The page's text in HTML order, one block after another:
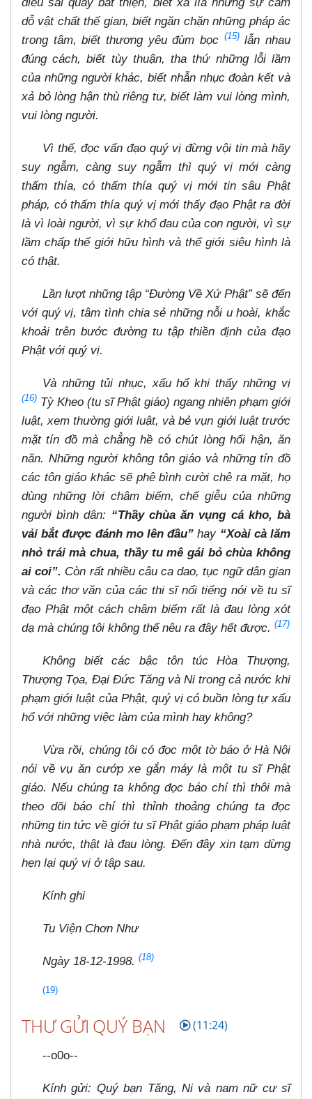
dỗ vật chất thế gian, biết ngăn chặn những pháp ác
trong tâm, biết thương yêu đùm bọc (15)lẫn nhau
đúng cách, biết tùy thuận, tha thứ những lỗi lầm
của những người khác, biết nhẫn nhục đoàn kết và
xả bỏ lòng hận thù riêng tư, biết làm vui lòng mình,
vui lòng người.
Vì thế, đọc vấn đạo quý vị đừng vội tin mà hãy
suy ngẫm, càng suy ngẫm thì quý vị mới càng
thấm thía, có thấm thía quý vị mới tin sâu Phật
pháp, có thấm thía quý vị mới thấy đạo Phật ra đời
là vì loài người, vì sự khổ đau của con người, vì sự
lầm chấp thế giới hữu hình và thế giới siêu hình là
có thật.
Lần lượt những tập “Đường Về Xứ Phật” sẽ đến
với quý vị, tâm tình chia sẻ những nỗi u hoài, khắc
khoải trên bước đường tu tập thiền định của đạo
Phật với quý vị.
Và những tủi nhục, xấu hổ khi thấy những vị
(16) Tỳ Kheo (tu sĩ Phật giáo) ngang nhiên phạm giới
luật, xem thường giới luật, và bẻ vụn giới luật trước
mặt tín đồ mà chẳng hề có chút lòng hối hận, ăn
năn. Những người không tôn giáo và những tín đồ
các tôn giáo khác sẽ phê bình cười chê ra mặt, họ
dùng những lời châm biếm, chế giễu của những
người bình dân: “Thầy chùa ăn vụng cá kho, bà
vải bắt được đánh mo lên đầu” hay “Xoài cà lăm
nhỏ trái mà chua, thầy tu mê gái bỏ chùa không
ai coi”. Còn rất nhiều câu ca dao, tục ngữ dân gian
và các thơ văn của các thi sĩ nổi tiếng nói về tu sĩ
đạo Phật một cách châm biếm rất là đau lòng xót
dạ mà chúng tôi không thể nêu ra đây hết được. (17)
Không biết các bậc tôn túc Hòa Thượng,
Thượng Tọa, Đại Đức Tăng và Ni trong cả nước khi
phạm giới luật của Phật, quý vị có buồn lòng tự xấu
hổ với những việc làm của mình hay không?
Vừa rồi, chúng tôi có đọc một tờ báo ở Hà Nội
nói về vụ ăn cướp xe gắn máy là một tu sĩ Phật
giáo. Nếu chúng ta không đọc báo chí thì thôi mà
theo dõi báo chí thì thỉnh thoảng chúng ta đọc
những tin tức về giới tu sĩ Phật giáo phạm pháp luật
nhà nước, thật là đau lòng. Đến đây xin tạm dừng
hẹn lại quý vị ở tập sau.
Kính ghi
Tu Viện Chơn Như
Ngày 18-12-1998. (18)
(19)
THƯ GỬI QUÝ BẠN (11:24)
--o0o--
Kính gửi: Quý bạn Tăng, Ni và nam nữ cư sĩ